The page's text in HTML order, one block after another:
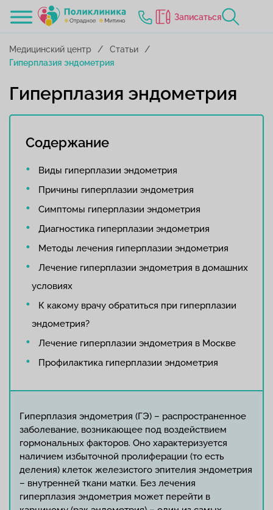
Записаться
Медицинский центр
Статьи
Гиперплазия эндометрия
Гиперплазия эндометрия
Содержание
Виды гиперплазии эндометрия
Причины гиперплазии эндометрия
Симптомы гиперплазии эндометрия
Диагностика гиперплазии эндометрия
Методы лечения гиперплазии эндометрия
Лечение гиперплазии эндометрия в домашних
условиях
К какому врачу обратиться при гиперплазии
эндометрия?
Лечение гиперплазии эндометрия в Москве
Профилактика гиперплазии эндометрия
Гиперплазия эндометрия (ГЭ) – распространенное
заболевание, возникающее под воздействием
гормональных факторов. Оно характеризуется
наличием избыточной пролиферации (то есть
деления) клеток железистого эпителия эндометрия
– внутренней ткани матки. Без лечения
гиперплазия эндометрия может перейти в